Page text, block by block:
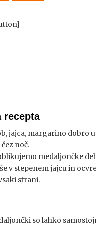
recepta
jajca, margarino dobro
noč.
medaljončke
v stepenem jajcu in
strani.
so lahko